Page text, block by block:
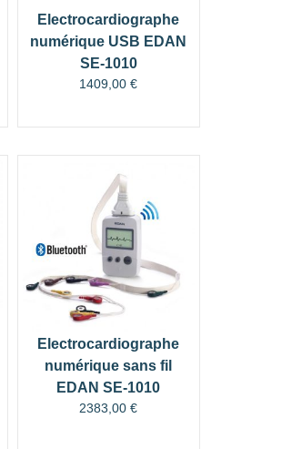
Electrocardiographe
numérique USB EDAN
SE-1010
1409,00€
Electrocardiographe
numérique sans fil
EDAN SE-1010
2383,00€